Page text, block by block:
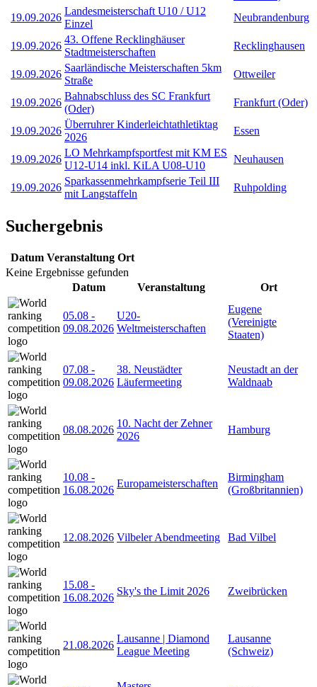
19.09.2026
Landesmeisterschaft U10 / U12
Einzel
Neubrandenburg
19.09.2026
43. Offene Recklinghäuser
Stadtmeisterschaften
Recklinghausen
19.09.2026
Saarländische Meisterschaften 5km
Straße
Ottweiler
19.09.2026
Bahnabschluss des SC Frankfurt
(Oder)
Frankfurt (Oder)
19.09.2026
Überruhrer Kinderleichtathletiktag
2026
Essen
19.09.2026
LO Mehrkampfsportfest mit KM ES
U12-U14 inkl. KiLA U08-U10
Neuhausen
19.09.2026
Sparkassenmehrkampfserie Teil III
mit Langstaffeln
Ruhpolding
Suchergebnis
Datum Veranstaltung Ort
Keine Ergebnisse gefunden
Datum
Veranstaltung Ort
05.08 -
09.08.2026
U20-
Weltmeisterschaften
Eugene
(Vereinigte
Staaten)
07.08 -
09.08.2026
38. Neustädter
Läufermeeting
Neustadt an der
Waldnaab
08.08.2026
10. Nacht der Zehner
2026
Hamburg
10.08 -
16.08.2026
Europameisterschaften
Birmingham
(Großbritannien)
12.08.2026 Vilbeler Abendmeeting Bad Vilbel
15.08 -
16.08.2026
Sky's the Limit 2026 Zweibrücken
21.08.2026
Lausanne | Diamond
League Meeting
Lausanne
(Schweiz)